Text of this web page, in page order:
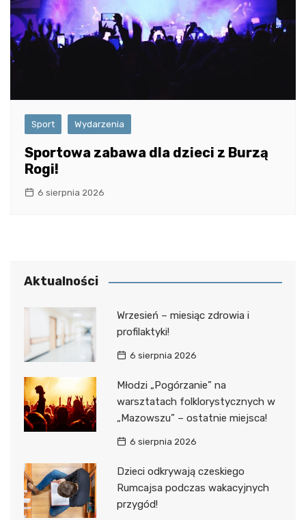
Sport Wydarzenia
Sportowa zabawa dla dzieci z Burzą
Rogi!
6 sierpnia 2026
Aktualności
Wrzesień – miesiąc zdrowia i
profilaktyki!
6 sierpnia 2026
Młodzi „Pogórzanie” na
warsztatach folklorystycznych w
„Mazowszu” – ostatnie miejsca!
6 sierpnia 2026
Dzieci odkrywają czeskiego
Rumcajsa podczas wakacyjnych
przygód!